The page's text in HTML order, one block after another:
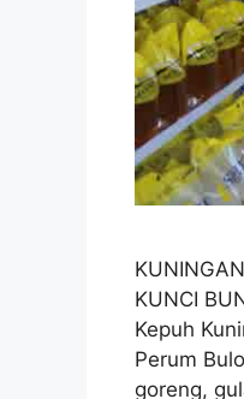
KUNCI
Kepuh
Perum
goreng,